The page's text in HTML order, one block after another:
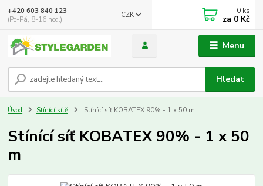
Menu
CZK
Hledat
+420 603 840 123
(Po-Pá, 8-16 hod.)
0 ks
za 0 Kč
Úvod Stínící sítě Stínící síť KOBATEX 90% - 1 x 50 m
Stínící síť KOBATEX 90% - 1 x 50
m